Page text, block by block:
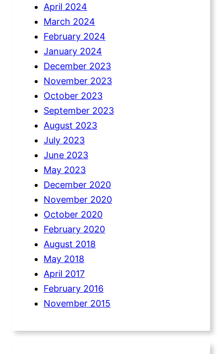
April 2024
March 2024
February 2024
January 2024
December 2023
November 2023
October 2023
September 2023
August 2023
July 2023
June 2023
May 2023
December 2020
November 2020
October 2020
February 2020
August 2018
May 2018
April 2017
February 2016
November 2015